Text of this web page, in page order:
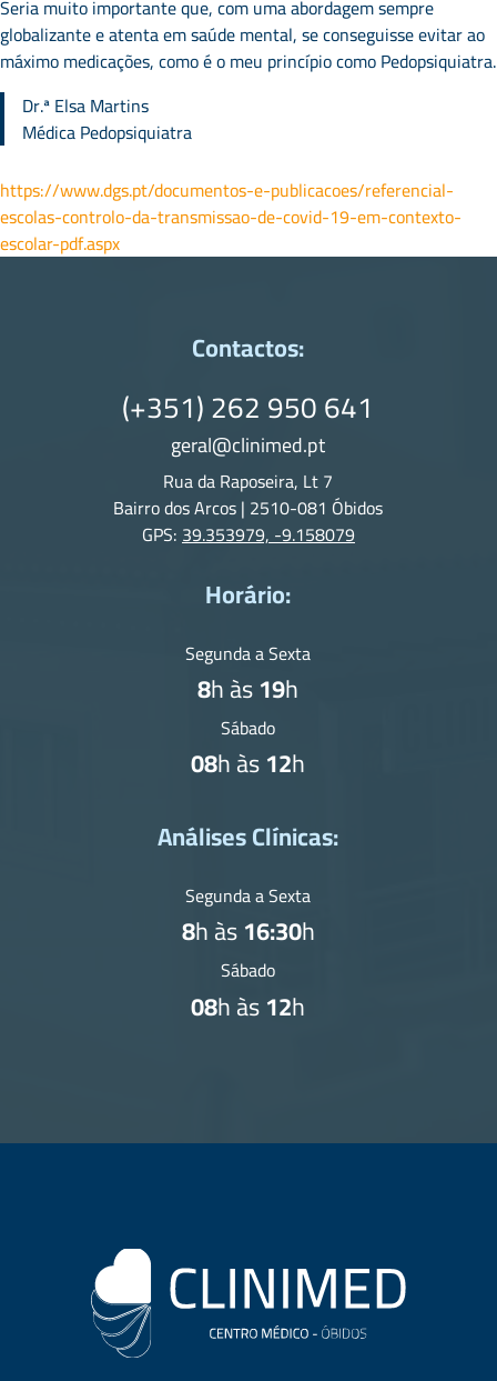
Seria muito importante que, com uma abordagem sempre
globalizante e atenta em saúde mental, se conseguisse evitar ao
máximo medicações, como é o meu princípio como Pedopsiquiatra.
Dr.ª Elsa Martins
Médica Pedopsiquiatra
https://www.dgs.pt/documentos-e-publicacoes/referencial-
escolas-controlo-da-transmissao-de-covid-19-em-contexto-
escolar-pdf.aspx
Contactos:
(+351) 262 950 641
geral@clinimed.pt
Rua da Raposeira, Lt 7
Bairro dos Arcos | 2510-081 Óbidos
GPS:39.353979, -9.158079
Horário:
Segunda a Sexta
8h às19h
Sábado
08h às12h
Análises Clínicas:
Segunda a Sexta
8h às16:30h
Sábado
08h às12h